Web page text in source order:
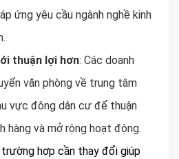
ứng yêu cầu ngành nghề kinh
thuận lợi hơn: Các doanh
văn phòng về trung tâm
vực đông dân cư để thuận
hàng và mở rộng hoạt động.
hợp cần thay đổi giúp